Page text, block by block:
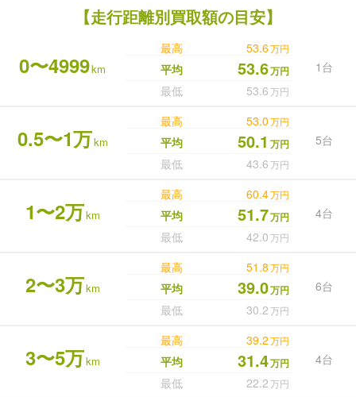
【走行距離別買取額の目安】
0〜4999km
最高 53.6万円
1台
平均 53.6万円
最低 53.6万円
0.5〜1万km
最高 53.0万円
5台
平均 50.1 万円
最低 43.6万円
1〜2万km
最高 60.4万円
4台
平均 51.7万円
最低 42.0万円
2〜3万km
最高 51.8万円
6台
平均 39.0万円
最低 30.2万円
3〜5万km
最高 39.2万円
4台
平均 31.4万円
最低 22.2万円